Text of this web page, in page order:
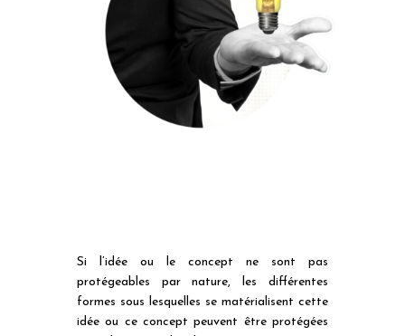
Si l’idée ou le concept ne sont pas
protégeables par nature, les différentes
formes sous lesquelles se matérialisent cette
idée ou ce concept peuvent être protégées